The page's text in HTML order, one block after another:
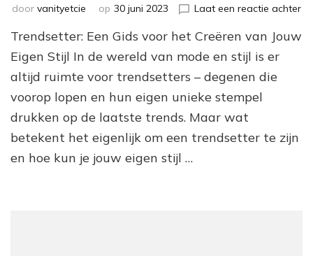
door vanityetcie op 30 juni 2023 Laat een reactie achterop
Trendsetter: Een Gids voor het Creëren van Jouw
Eigen Stijl In de wereld van mode en stijl is er
altijd ruimte voor trendsetters – degenen die
voorop lopen en hun eigen unieke stempel
drukken op de laatste trends. Maar wat
betekent het eigenlijk om een trendsetter te zijn
en hoe kun je jouw eigen stijl …